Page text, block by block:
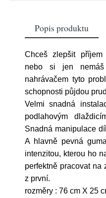
Popis produktu
Chceš zlepšit
nebo si jen
nahrávačem tyto
schopnosti půjdou
Velmi snadná
podlahovým
Snadná manipulace
A hlavně pevná
intenzitou, kterou ho
perfektně pracovat na
z první.
rozměry : 76 cm X 25